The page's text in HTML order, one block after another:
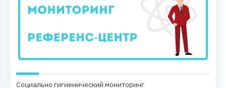
Социально гигиенический мониторинг